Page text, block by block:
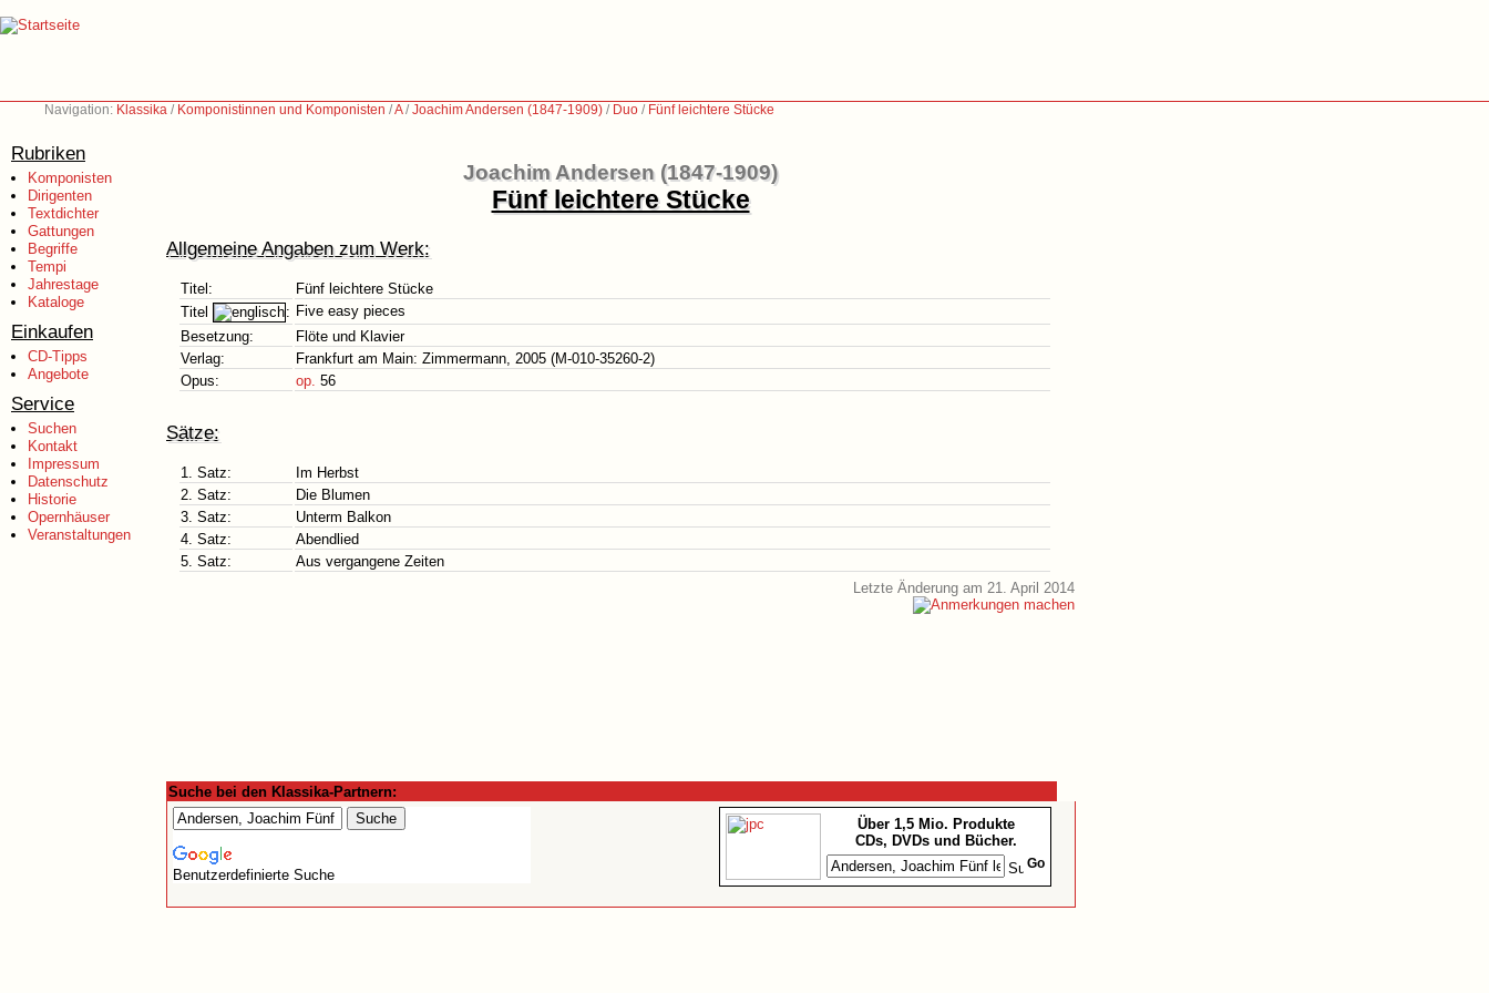
Navigation: Klassika / Komponistinnen und Komponisten /A/Joachim Andersen (1847-1909) / Duo / Fünf leichtere Stücke
Rubriken
Komponisten
Dirigenten
Textdichter
Gattungen
Begriffe
Tempi
Jahrestage
Kataloge
Einkaufen
CD-Tipps
Angebote
Service
Suchen
Kontakt
Impressum
Datenschutz
Historie
Opernhäuser
Veranstaltungen
Joachim Andersen (1847-1909)
Fünf leichtere Stücke
Allgemeine Angaben zum Werk:
Titel:
Fünf leichtere Stücke
Titel
: Five easy pieces
Besetzung:
Flöte und Klavier
Verlag:
Frankfurt am Main: Zimmermann, 2005 (M-010-35260-2)
Opus:
op. 56
Sätze:
1. Satz:
Im Herbst
2. Satz:
Die Blumen
3. Satz:
Unterm Balkon
4. Satz:
Abendlied
5. Satz:
Aus vergangene Zeiten
Letzte Änderung am 21. April 2014
Suche bei den Klassika-Partnern:
Benutzerdefinierte Suche
Über 1,5 Mio. Produkte
CDs, DVDs und Bücher.
Go